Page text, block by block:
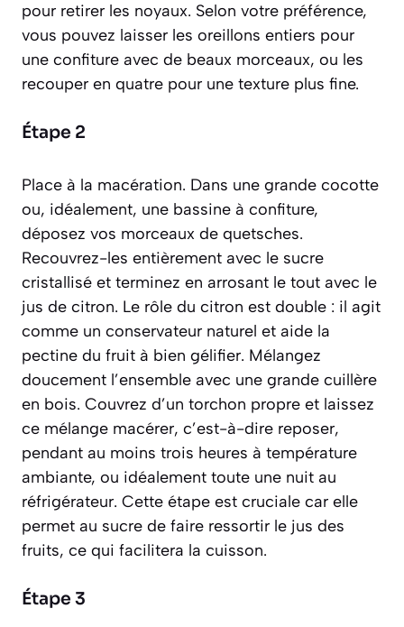
pour retirer les noyaux. Selon votre préférence,
vous pouvez laisser les oreillons entiers pour
une confiture avec de beaux morceaux, ou les
recouper en quatre pour une texture plus fine.
Étape 2
Place à la macération. Dans une grande cocotte
ou, idéalement, une bassine à confiture,
déposez vos morceaux de quetsches.
Recouvrez-les entièrement avec le sucre
cristallisé et terminez en arrosant le tout avec le
jus de citron. Le rôle du citron est double : il agit
comme un conservateur naturel et aide la
pectine du fruit à bien gélifier. Mélangez
doucement l’ensemble avec une grande cuillère
en bois. Couvrez d’un torchon propre et laissez
ce mélange macérer, c’est-à-dire reposer,
pendant au moins trois heures à température
ambiante, ou idéalement toute une nuit au
réfrigérateur. Cette étape est cruciale car elle
permet au sucre de faire ressortir le jus des
fruits, ce qui facilitera la cuisson.
Étape 3